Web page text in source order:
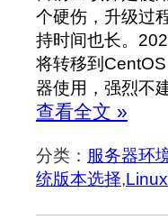
个硬伤，升级过
持时间也长。
将转移到
器使用，强烈不
查看全文 »
分类： 服务器环
统版本选择,